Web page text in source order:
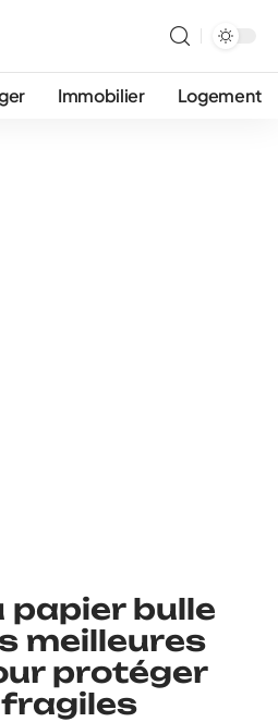
Immobilier Logement
papier bulle
meilleures
protéger